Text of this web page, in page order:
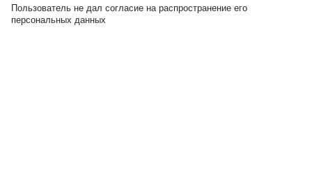
Пользователь не дал согласие на распространение его
персональных данных